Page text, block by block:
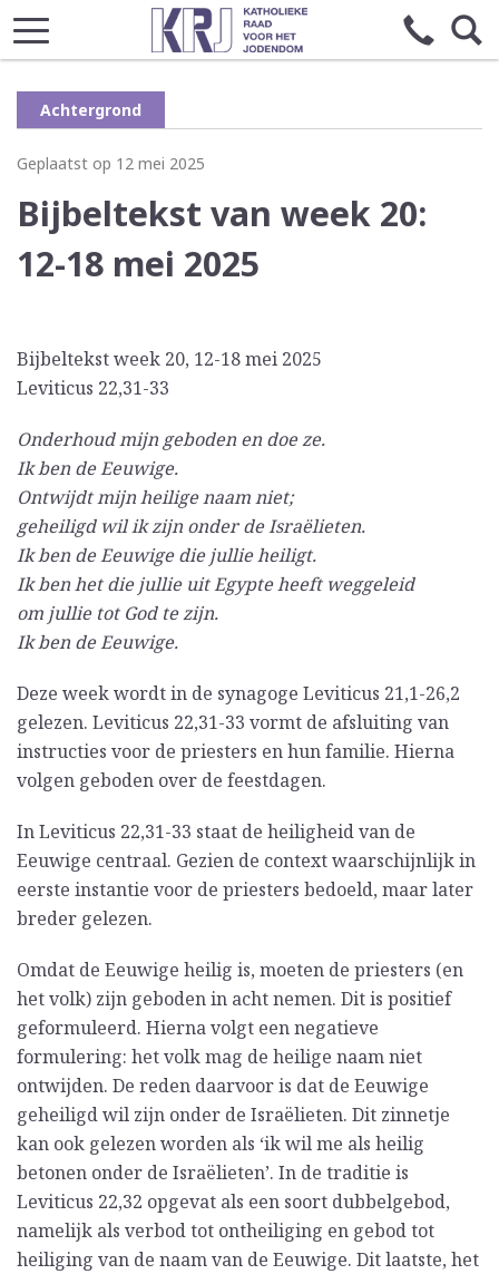
Achtergrond
Geplaatst op 12 mei 2025
Bijbeltekst van week 20:
12-18 mei 2025
Bijbeltekst week 20, 12-18 mei 2025
Leviticus 22,31-33
Onderhoud mijn geboden en doe ze.
Ik ben de Eeuwige.
Ontwijdt mijn heilige naam niet;
geheiligd wil ik zijn onder de Israëlieten.
Ik ben de Eeuwige die jullie heiligt.
Ik ben het die jullie uit Egypte heeft weggeleid
om jullie tot God te zijn.
Ik ben de Eeuwige.
Deze week wordt in de synagoge Leviticus 21,1-26,2
gelezen. Leviticus 22,31-33 vormt de afsluiting van
instructies voor de priesters en hun familie. Hierna
volgen geboden over de feestdagen.
In Leviticus 22,31-33 staat de heiligheid van de
Eeuwige centraal. Gezien de context waarschijnlijk in
eerste instantie voor de priesters bedoeld, maar later
breder gelezen.
Omdat de Eeuwige heilig is, moeten de priesters (en
het volk) zijn geboden in acht nemen. Dit is positief
geformuleerd. Hierna volgt een negatieve
formulering: het volk mag de heilige naam niet
ontwijden. De reden daarvoor is dat de Eeuwige
geheiligd wil zijn onder de Israëlieten. Dit zinnetje
kan ook gelezen worden als ‘ik wil me als heilig
betonen onder de Israëlieten’. In de traditie is
Leviticus 22,32 opgevat als een soort dubbelgebod,
namelijk als verbod tot ontheiliging en gebod tot
heiliging van de naam van de Eeuwige. Dit laatste, het